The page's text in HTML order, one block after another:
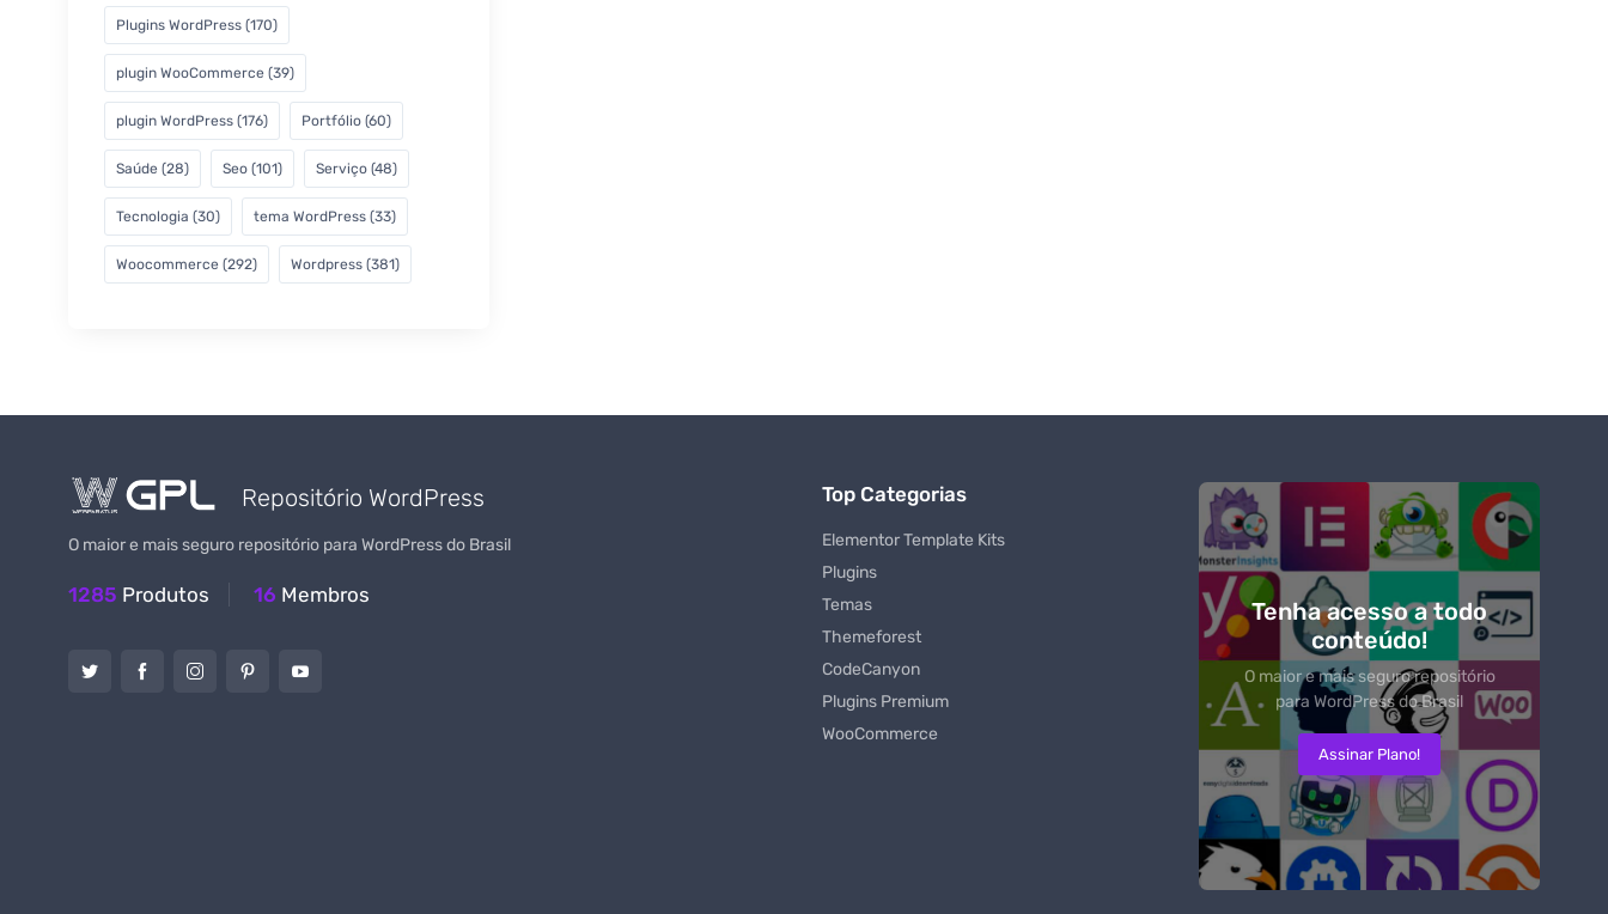
Plugins WordPress (170)
plugin WooCommerce (39)
plugin WordPress (176) Portfólio (60)
Saúde (28) Seo (101) Serviço (48)
Tecnologia (30) tema WordPress (33)
Woocommerce (292) Wordpress (381)
Repositório WordPress
O maior e mais seguro repositório para WordPress do Brasil
1285 Produtos 16 Membros
Top Categorias
Elementor Template Kits
Plugins
Temas
Themeforest
CodeCanyon
Plugins Premium
WooCommerce
Tenha acesso a todo
conteúdo!
O maior e mais seguro repositório
para WordPress do Brasil
Assinar Plano!